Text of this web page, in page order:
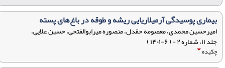
بیماری پوسیدگی آرمیلاریایی ریشه و طوقه در باغ‌های پسته
امیرحسین محمدی، معصومه حقدل، منصوره میرابوالفتحی، حسین علایی،
جلد ۱۱، شماره ۲ - ( ۶-۱۴۰۱ )
چکیده